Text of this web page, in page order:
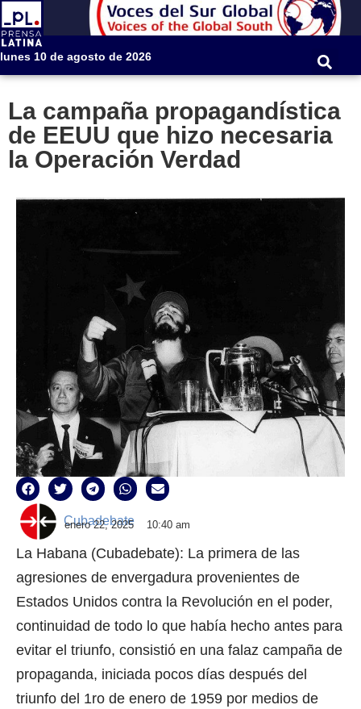
lunes 10 de agosto de 2026
La campaña propagandística
de EEUU que hizo necesaria
la Operación Verdad
Cubadebate
enero 22, 2025 10:40 am
La Habana (Cubadebate): La primera de las
agresiones de envergadura provenientes de
Estados Unidos contra la Revolución en el poder,
continuidad de todo lo que había hecho antes para
evitar el triunfo, consistió en una falaz campaña de
propaganda, iniciada pocos días después del
triunfo del 1ro de enero de 1959 por medios de